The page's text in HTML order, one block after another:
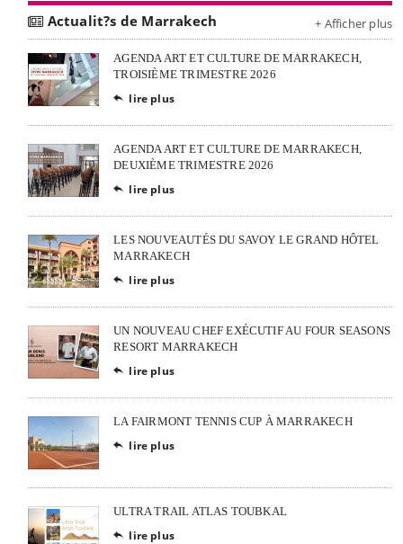
Actualit?s de Marrakech + Afficher plus
AGENDA ART ET CULTURE DE MARRAKECH,
TROISIÈME TRIMESTRE 2026
 lire plus
AGENDA ART ET CULTURE DE MARRAKECH,
DEUXIÈME TRIMESTRE 2026
 lire plus
LES NOUVEAUTÉS DU SAVOY LE GRAND HÔTEL
MARRAKECH
 lire plus
UN NOUVEAU CHEF EXÉCUTIF AU FOUR SEASONS
RESORT MARRAKECH
 lire plus
LA FAIRMONT TENNIS CUP À MARRAKECH
 lire plus
ULTRA TRAIL ATLAS TOUBKAL
 lire plus